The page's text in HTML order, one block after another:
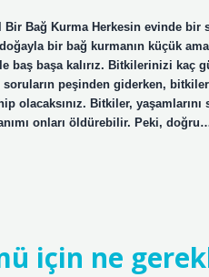
Bağ Kurma Herkesin evinde bir
bir bağ kurmanın küçük
baş başa kalırız. Bitkilerinizi kaç
peşinden giderken,
olacaksınız. Bitkiler,
onları öldürebilir. Peki,
için ne